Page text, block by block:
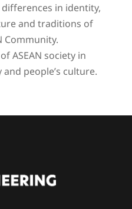
in identity,
and traditions of
Community.
ASEAN society in
people’s culture.